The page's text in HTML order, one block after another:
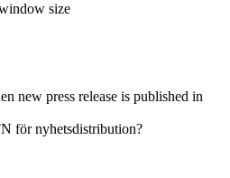
size
new press release is published in
för nyhetsdistribution?